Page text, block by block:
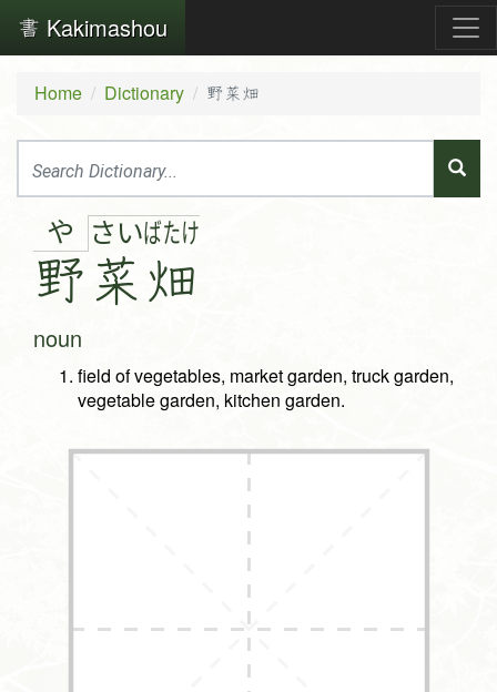
Kakimashou
Home Dictionary 野菜畑
や
野
さ い
菜
ばたけ
畑
noun
field of vegetables, market garden, truck garden,
vegetable garden, kitchen garden.